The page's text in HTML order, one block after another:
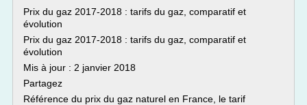
Prix du gaz 2017-2018 : tarifs du gaz, comparatif et
évolution
Prix du gaz 2017-2018 : tarifs du gaz, comparatif et
évolution
Mis à jour : 2 janvier 2018
Partagez
Référence du prix du gaz naturel en France, le tarif